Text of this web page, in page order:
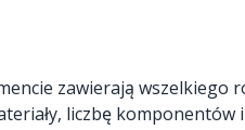
zawierają wszelkiego
liczbę komponentów